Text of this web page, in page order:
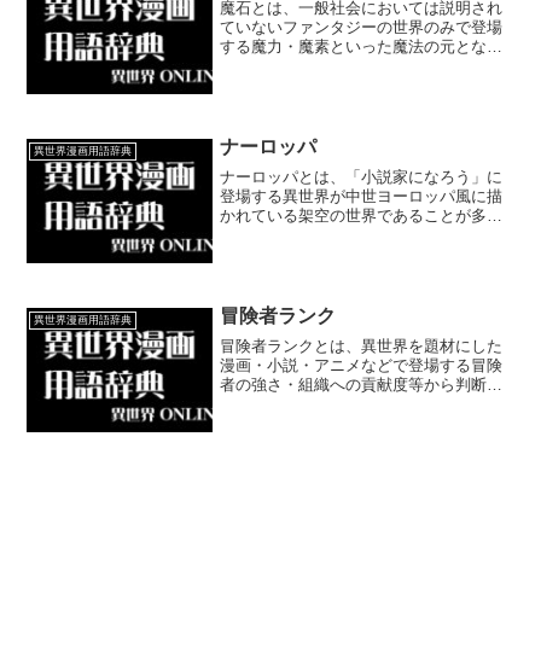
魔石とは、一般社会においては説明され
ていないファンタジーの世界のみで登場
する魔力・魔素といった魔法の元となる
異世界漫画用語辞典 ナーロッパ
ナーロッパとは、「小説家になろう」に
登場する異世界が中世ヨーロッパ風に描
かれている架空の世界であることが多い
とも多くなっています。
異世界漫画用語辞典 冒険者ランク
冒険者ランクとは、異世界を題材にした
漫画・小説・アニメなどで登場する冒険
者の強さ・組織への貢献度等から判断さ